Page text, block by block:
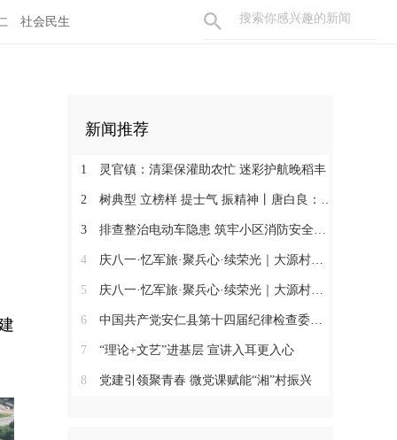
社会民生
新闻推荐
1 灵官镇：清渠保灌助农忙 迷彩护航晚稻丰
2 树典型 立榜样 提士气 振精神丨唐白良：三十载丹心映党徽 一腔热血暖万家
3 排查整治电动车隐患 筑牢小区消防安全防线
4 庆八一·忆军旅·聚兵心·续荣光｜大源村退役军人共话初心
5 庆八一·忆军旅·聚兵心·续荣光｜大源村退役军人共话初心
6 中国共产党安仁县第十四届纪律检查委员会召开第一次全体会议
7 “理论+文艺”进基层 宣讲入耳更入心
8 党建引领聚青春 微党课赋能“湘”村振兴